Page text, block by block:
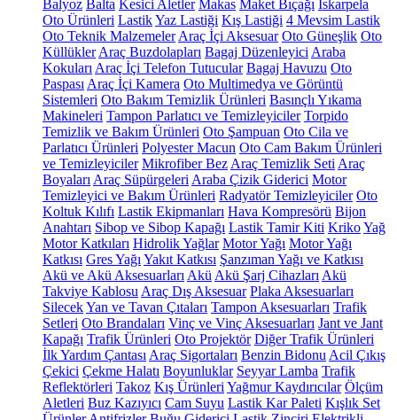
Balyoz Balta Kesici Aletler Makas Maket Bıçağı Iskarpela
Oto Ürünleri LastikYaz Lastiği Kış Lastiği 4 Mevsim Lastik
Oto Teknik Malzemeler Araç İçi Aksesuar Oto Güneşlik Oto
Küllükler Araç Buzdolapları Bagaj Düzenleyici Araba
Kokuları Araç İçi Telefon Tutucular Bagaj Havuzu Oto
Paspası Araç İçi Kamera Oto Multimedya ve Görüntü
Sistemleri Oto Bakım Temizlik Ürünleri Basınçlı Yıkama
Makineleri Tampon Parlatıcı ve Temizleyiciler Torpido
Temizlik ve Bakım Ürünleri Oto Şampuan Oto Cila ve
Parlatıcı Ürünleri Polyester Macun Oto Cam Bakım Ürünleri
ve Temizleyiciler Mikrofiber Bez Araç Temizlik Seti Araç
Boyaları Araç Süpürgeleri Araba Çizik Giderici Motor
Temizleyici ve Bakım Ürünleri Radyatör Temizleyiciler Oto
Koltuk Kılıfı Lastik Ekipmanları Hava Kompresörü Bijon
Anahtarı Sibop ve Sibop Kapağı Lastik Tamir Kiti KrikoYağ
Motor Katkıları Hidrolik Yağlar Motor Yağı Motor Yağı
Katkısı Gres Yağı Yakıt Katkısı Şanzıman Yağı ve Katkısı
Akü ve Akü Aksesuarları Akü Akü Şarj Cihazları Akü
Takviye Kablosu Araç Dış Aksesuar Plaka Aksesuarları
SilecekYan ve Tavan Çıtaları Tampon Aksesuarları Trafik
Setleri Oto Brandaları Vinç ve Vinç Aksesuarları Jant ve Jant
Kapağı Trafik Ürünleri Oto Projektör Diğer Trafik Ürünleri
İlk Yardım Çantası Araç Sigortaları Benzin Bidonu Acil Çıkış
Çekici Çekme Halatı Boyunluklar Seyyar Lamba Trafik
Reflektörleri Takoz Kış Ürünleri Yağmur Kaydırıcılar Ölçüm
Aletleri Buz Kazıyıcı Cam Suyu Lastik Kar Paleti Kışlık Set